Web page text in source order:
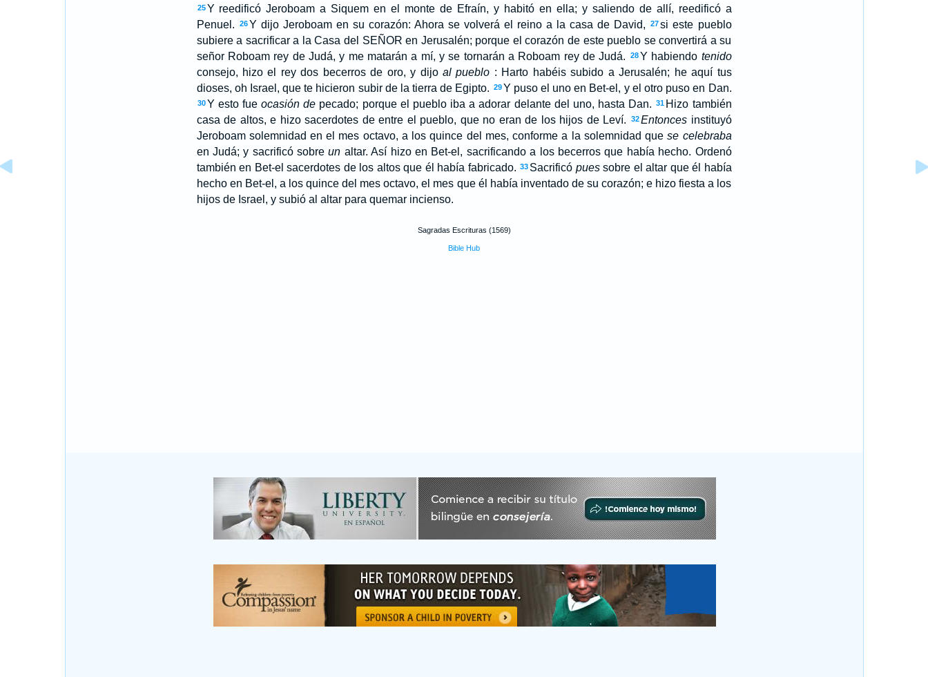
25 Y reedificó Jeroboam a Siquem en el monte de Efraín, y habitó en ella; y saliendo de allí, reedificó a
Penuel.
26 Y dijo Jeroboam en su corazón: Ahora se volverá el reino a la casa de David, 27 si este pueblo
subiere a sacrificar a la Casa del SEÑOR en Jerusalén; porque el corazón de este pueblo se convertirá a su
señor Roboam rey de Judá, y me matarán a mí, y se tornarán a Roboam rey de Judá.
28Y habiendo tenido
consejo, hizo el rey dos becerros de oro, y dijo al pueblo : Harto habéis subido a Jerusalén; he aquí tus
dioses, oh Israel, que te hicieron subir de la tierra de Egipto. 29 Y puso el uno en Bet-el, y el otro puso en Dan.
30 Y esto fue ocasión de pecado; porque el pueblo iba a adorar delante del uno, hasta Dan. 31 Hizo también
casa de altos, e hizo sacerdotes de entre el pueblo, que no eran de los hijos de Leví.
32Entoncesinstituyó
Jeroboam solemnidad en el mes octavo, a los quince del mes, conforme a la solemnidad quese celebraba
en Judá; y sacrificó sobreun altar. Así hizo en Bet-el, sacrificando a los becerros que había hecho. Ordenó
también en Bet-el sacerdotes de los altos que él había fabricado. 33 Sacrificó puessobre el altar que él había
hecho en Bet-el, a los quince del mes octavo, el mes que él había inventado de su corazón; e hizo fiesta a los
hijos de Israel, y subió al altar para quemar incienso.
Sagradas Escrituras (1569)
Bible Hub